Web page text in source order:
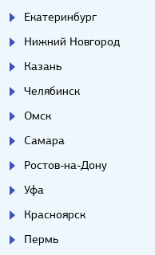
Екатеринбург
Нижний Новгород
Казань
Челябинск
Омск
Самара
Ростов-на-Дону
Уфа
Красноярск
Пермь